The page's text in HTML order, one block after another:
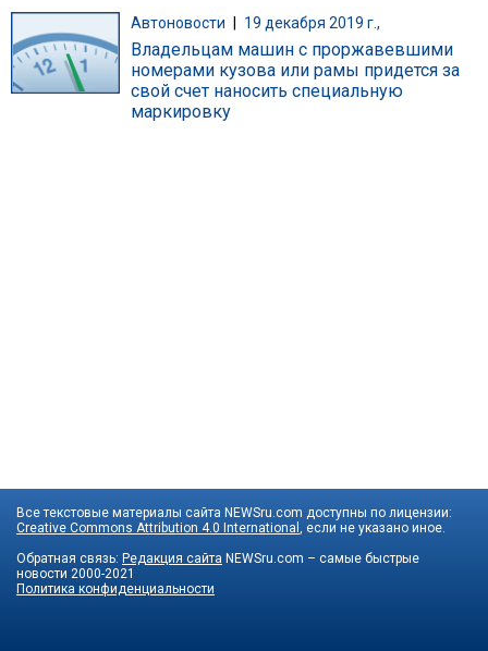
Автоновости 19 декабря 2019 г.,
Владельцам машин с проржавевшими
номерами кузова или рамы придется за
свой счет наносить специальную
маркировку
Все текстовые материалы сайта NEWSru.com доступны по лицензии:
Creative Commons Attribution 4.0 International , если не указано иное.
Обратная связь: Редакция сайта NEWSru.com – самые быстрые
новости 2000-2021
Политика конфиденциальности